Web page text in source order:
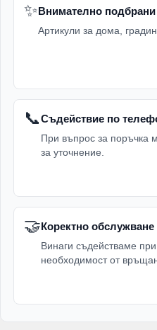
✨Внимателно
Артикули за дома,
📞Съдействие по
При въпрос за поръчка
за уточнение.
🤝Коректно обслужване
Винаги съдействаме
необходимост от